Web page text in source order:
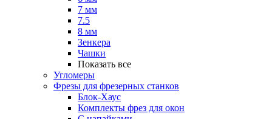
7 мм
7.5
8 мм
Зенкера
Чашки
Показать все
Угломеры
Фрезы для фрезерных станков
Блок-Хаус
Комплекты фрез для окон